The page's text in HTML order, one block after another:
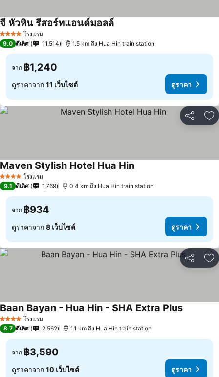
4 ดาว โรงแรม
จี หัวหิน รีสอร์ทแอนด์มอลล์
9.0 ดีเลิศ 11,514 1.5 km ถึง Hua Hin train station
จาก ฿1,240
ดูราคาจาก 11 เว็บไซต์ ดูราคา
แชร์ เ
4 ดาว โรงแรม
Maven Stylish Hotel Hua Hin
9.1 ดีเลิศ 1,769 0.4 km ถึง Hua Hin train station
จาก ฿934
ดูราคาจาก 8 เว็บไซต์ ดูราคา
แชร์ เ
4 ดาว โรงแรม
Baan Bayan - Hua Hin - SHA Extra Plus
8.7 ดีเลิศ 2,562 1.1 km ถึง Hua Hin train station
จาก ฿3,590
ดูราคาจาก 10 เว็บไซต์ ดูราคา